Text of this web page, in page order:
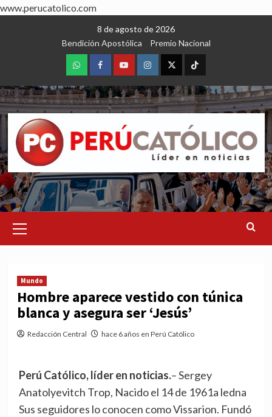
www.perucatolico.com
8 de agosto de 2026
Bendición Apostólica
Premio Nacional
WhatsAppFacebookYoutubeInstagram
X TikTok
Menu
Mundo
Hombre aparece vestido con túnica
blanca y asegura ser ‘Jesús’
Redacción Central hace 6 años en Perú Católico
Perú Católico, líder en noticias.– Sergey
Anatolyevitch Trop, Nacido el 14 de 1961a ledna
Sus seguidores lo conocen como Vissarion. Fundó